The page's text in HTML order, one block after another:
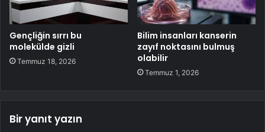
Gençliğin sırrı bu
molekülde gizli
Temmuz 18, 2026
Bilim insanları kanserin
zayıf noktasını bulmuş
olabilir
Temmuz 1, 2026
Bir yanıt yazın